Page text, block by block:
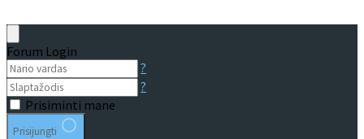
Forum Login
?
?
Prisiminti mane
Prisijungti